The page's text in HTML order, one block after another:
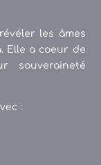
les âmes
Elle a coeur de
souveraineté
: